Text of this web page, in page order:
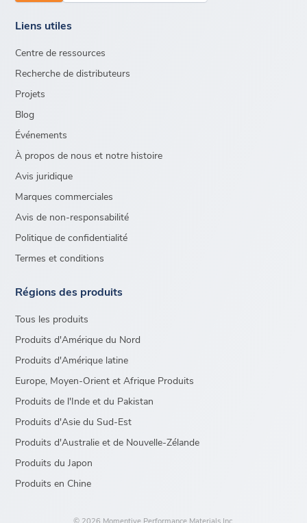
Liens utiles
Centre de ressources
Recherche de distributeurs
Projets
Blog
Événements
À propos de nous et notre histoire
Avis juridique
Marques commerciales
Avis de non-responsabilité
Politique de confidentialité
Termes et conditions
Régions des produits
Tous les produits
Produits d'Amérique du Nord
Produits d'Amérique latine
Europe, Moyen-Orient et Afrique Produits
Produits de l'Inde et du Pakistan
Produits d'Asie du Sud-Est
Produits d'Australie et de Nouvelle-Zélande
Produits du Japon
Produits en Chine
© 2026 Momentive Performance Materials Inc.